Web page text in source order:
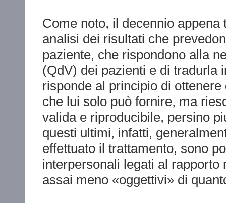
Come noto, il decennio
analisi dei risultati che
paziente, che rispondono alla
(QdV) dei pazienti e di tradurla
risponde al principio di
che lui solo può fornire, ma
valida e riproducibile, persino
questi ultimi, infatti,
effettuato il trattamento, sono
interpersonali legati al
assai meno «oggettivi» di